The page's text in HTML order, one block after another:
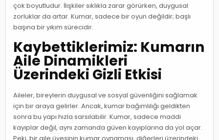
çok boyutludur. İlişkiler sıklıkla zarar görürken, duygusal
zorluklar da artar. Kumar, sadece bir oyun değildir; başlı
başına bir yıkım sürecidir.
Kaybettiklerimiz: Kumarın
Aile Dinamikleri
Üzerindeki Gizli Etkisi
Aileler, bireylerin duygusal ve sosyal güvenliğini sağlamak
için bir araya gelirler. Ancak, kumar bağımlılığı geldikten
sonra bu yapı hızla sarsılabilir. Kumar, sadece maddi
kayıplar değil, aynı zamanda güven kayıplarına da yol açar.